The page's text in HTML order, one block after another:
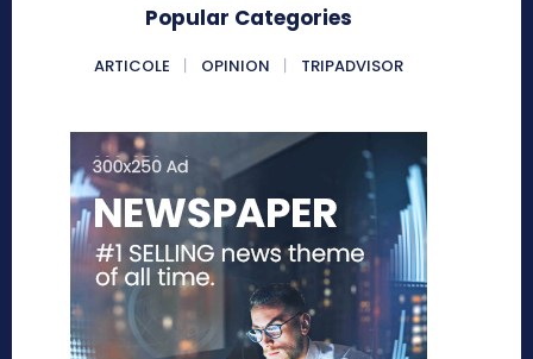
Popular Categories
ARTICOLE OPINION TRIPADVISOR